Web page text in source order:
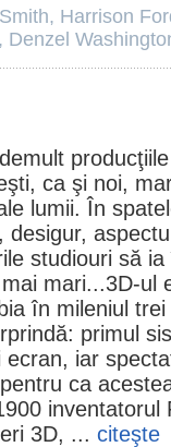
, Harrison
, Denzel
ca şi noi,
lumii. În
desigur,
studiouri să
mari...3D-ul
în mileniul
primul
iar
ca
inventatorul
3D, ... citeşte